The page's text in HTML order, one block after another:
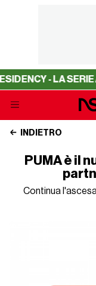
- LA SERIE A
INDIETRO
PUMA è il
Continua